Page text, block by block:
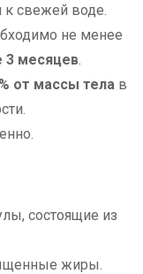
к свежей воде.
не менее
3 месяцев
от массы тела в
состоящие из
жиры.